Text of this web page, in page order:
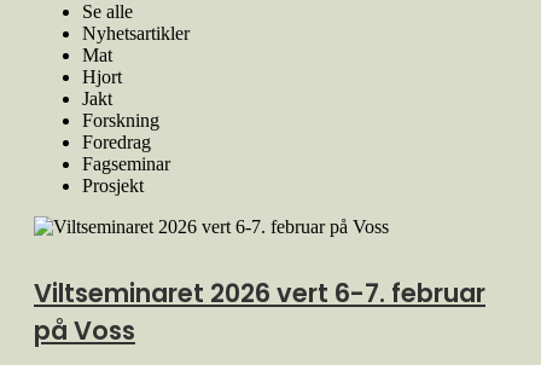
Se alle
Nyhetsartikler
Mat
Hjort
Jakt
Forskning
Foredrag
Fagseminar
Prosjekt
Viltseminaret 2026 vert 6-7. februar
på Voss